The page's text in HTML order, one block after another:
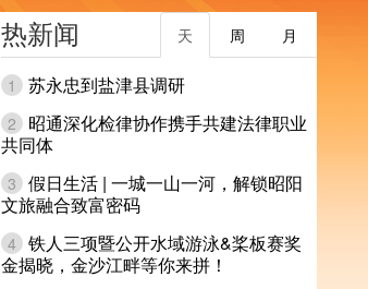
热新闻 月
周
天
1 苏永忠到盐津县调研
2
昭通深化检律协作携手共建法律职业
共同体
3 假日生活 | 一城一山一河，解锁昭阳
文旅融合致富密码
4 铁人三项暨公开水域游泳&桨板赛奖
金揭晓，金沙江畔等你来拼！